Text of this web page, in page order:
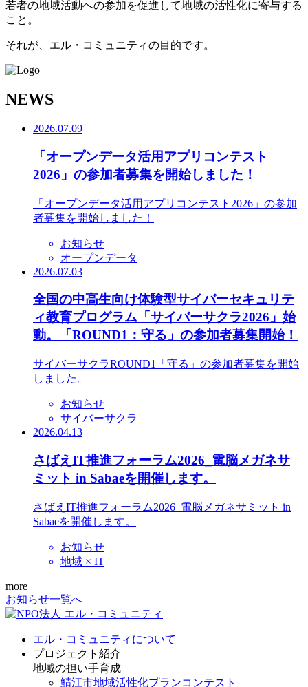
若者の地域活動への参加を促進して地域の活性化に寄与する
こと。
それが、エル・コミュニティの目的です。
NEWS
2026.07.09
「オープンデータ活用アプリコンテスト
2026」の参加者募集を開始しました！
「オープンデータ活用アプリコンテスト2026」の参加
者募集を開始しました！
お知らせ
オープンデータ
2026.07.03
全国の中高生向け体験型サイバーセキュリテ
ィ教育プログラム「サイバーサクラ2026」始
動。「ROUND1：守る」の参加者募集開始！
サイバーサクラROUND1「守る」の参加者募集を開始
しました。
お知らせ
サイバーサクラ
2026.04.13
さばえIT推進フォーラム2026_電脳メガネサ
ミット in Sabaeを開催します。
さばえIT推進フォーラム2026_電脳メガネサミット in
Sabaeを開催します。
お知らせ
地域 × IT
more
お知らせ一覧へ
エル・コミュニティについて
プロジェクト紹介
地域の担い手育成
鯖江市地域活性化プランコンテスト